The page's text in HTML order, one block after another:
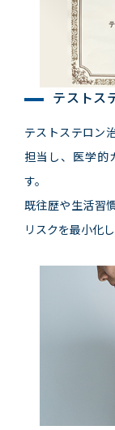
テストス
テストステロン
担当し、医学的
す。
既往歴や生活習
リスクを最小化し